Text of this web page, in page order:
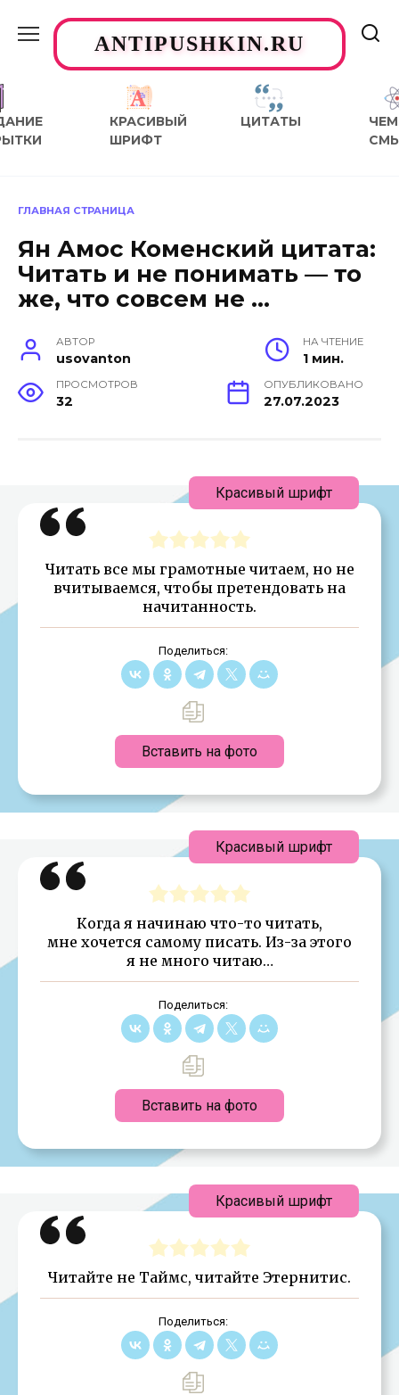
содержаниюANTIPUSHKIN.RU
КРАСИВЫЙ
ШРИФТ
ЦИТАТЫ
ЧЕМ
ГЛАВНАЯ СТРАНИЦА
Ян Амос Коменский цитата:
Читать и не понимать — то
же, что совсем не …
АВТОР
usovanton
НА ЧТЕНИЕ
1 мин.
ПРОСМОТРОВ
32
ОПУБЛИКОВАНО
27.07.2023
Читать все мы грамотные читаем, но не
вчитываемся, чтобы претендовать на
начитанность.
Поделиться:
Вставить на фото
Красивый шрифт
Когда я начинаю что-то читать,
мне хочется самому писать. Из-за этого
я не много читаю…
Поделиться:
Вставить на фото
Красивый шрифт
Читайте не Таймс, читайте Этернитис.
Поделиться:
Красивый шрифт